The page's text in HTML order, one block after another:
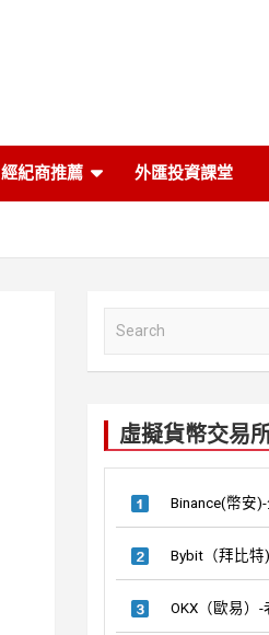
經紀商推薦 外匯投資課堂
虛擬貨幣交易
Binance(幣安
Bybit（拜比
OKX（歐易）